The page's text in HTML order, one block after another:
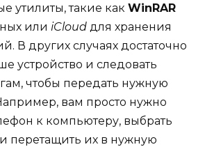
утилиты, такие как WinRAR
или iCloud для хранения
В других случаях достаточно
устройство и следовать
чтобы передать нужную
вам просто нужно
к компьютеру, выбрать
перетащить их в нужную